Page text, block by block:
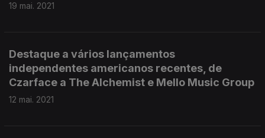
19 mai. 2021
Destaque a vários lançamentos
independentes americanos recentes, de
Czarface a The Alchemist e Mello Music Group
12 mai. 2021